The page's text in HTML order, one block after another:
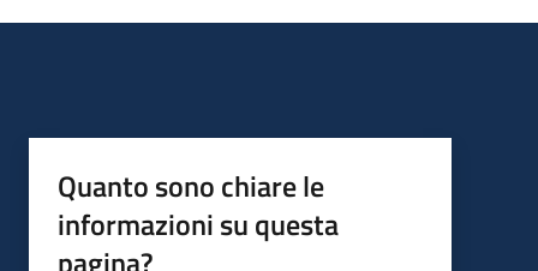
Quanto sono chiare le
informazioni su questa
pagina?